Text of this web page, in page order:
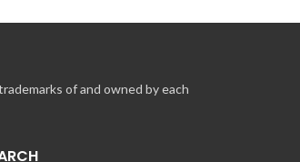
of and owned by each